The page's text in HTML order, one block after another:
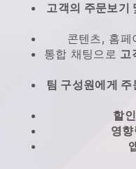
고객의 주문보기
콘텐츠, 홈페
통합 채팅으로 고
팀 구성원에게 주
할
영